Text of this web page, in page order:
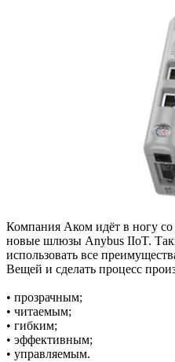
Компания Аком идёт в ногу со
новые шлюзы Anybus IIoT.
использовать все
Вещей и сделать процесс
• прозрачным;
• читаемым;
• гибким;
• эффективным;
• управляемым.